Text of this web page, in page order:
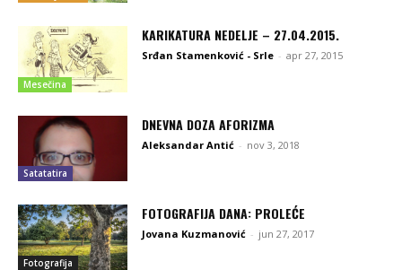
Mesečina
KARIKATURA NEDELJE – 27.04.2015.
Srđan Stamenković - Srle - apr 27, 2015
Satatatira
DNEVNA DOZA AFORIZMA
Aleksandar Antić - nov 3, 2018
Fotografija
FOTOGRAFIJA DANA: PROLEĆE
Jovana Kuzmanović - jun 27, 2017